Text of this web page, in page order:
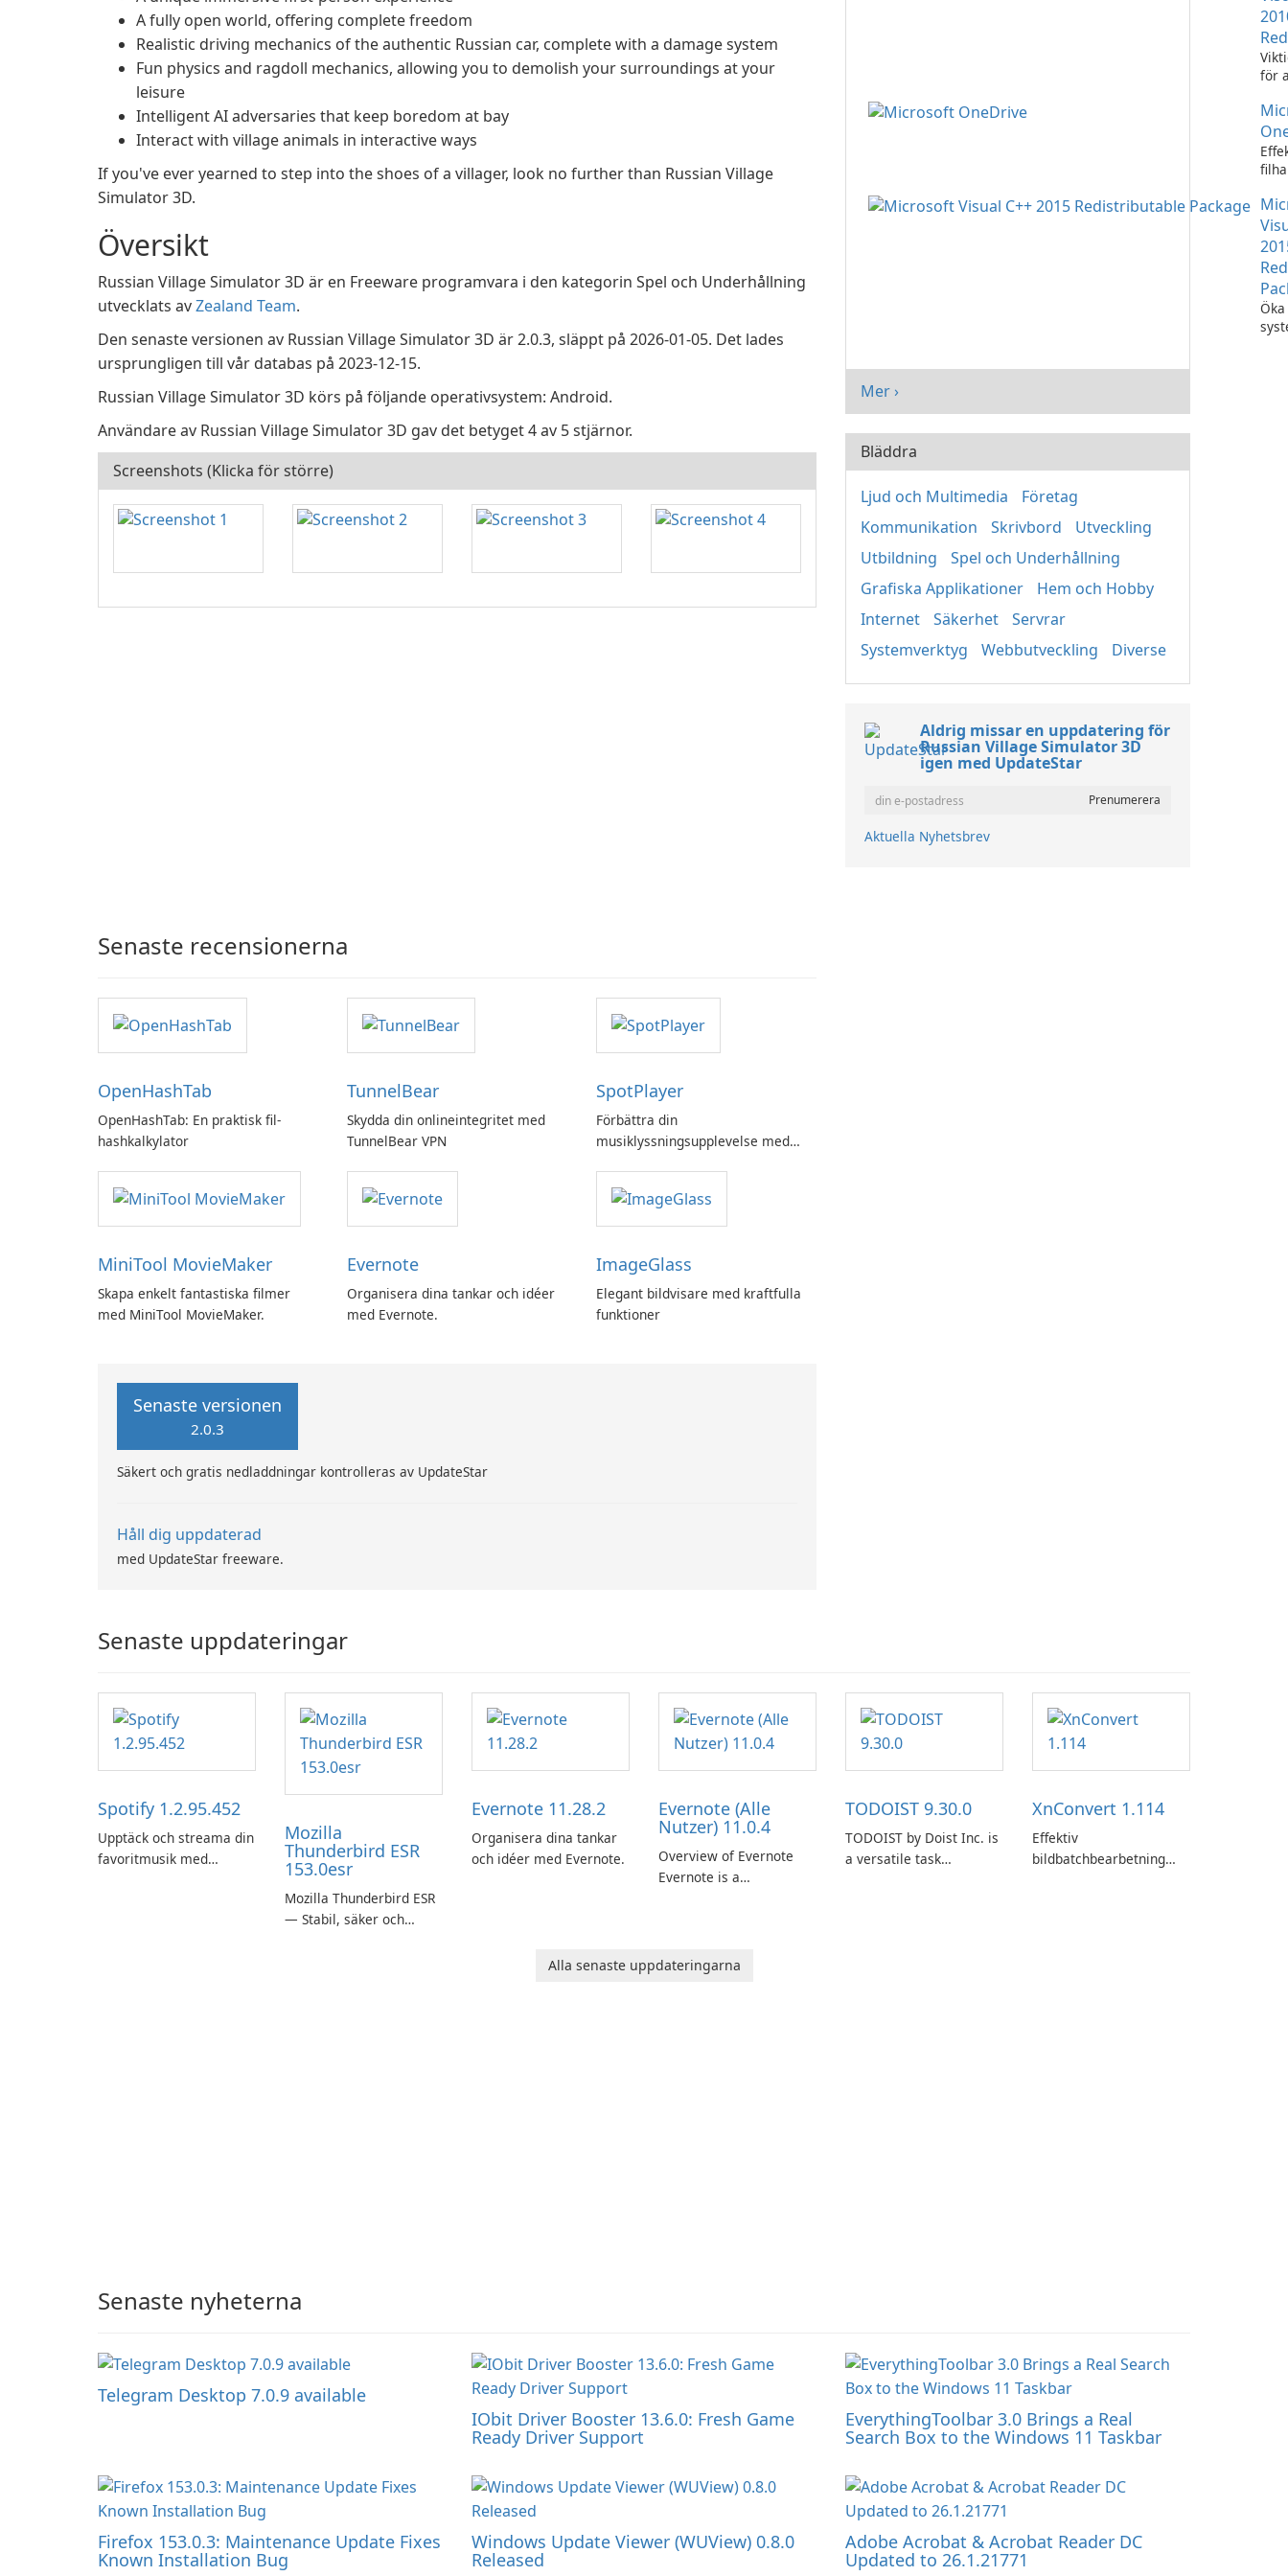
A fully open world, offering complete freedom
Realistic driving mechanics of the authentic Russian car, complete with a damage system
Fun physics and ragdoll mechanics, allowing you to demolish your surroundings at your
leisure
Intelligent AI adversaries that keep boredom at bay
Interact with village animals in interactive ways
If you've ever yearned to step into the shoes of a villager, look no further than Russian Village
Simulator 3D.
Översikt
Russian Village Simulator 3D är en Freeware programvara i den kategorin Spel och Underhållning
utvecklats avZealand Team.
Den senaste versionen av Russian Village Simulator 3D är 2.0.3, släppt på 2026-01-05. Det lades
ursprungligen till vår databas på 2023-12-15.
Russian Village Simulator 3D körs på följande operativsystem: Android.
Användare av Russian Village Simulator 3D gav det betyget 4 av 5 stjärnor.
Screenshots (Klicka för större)
Senaste recensionerna
OpenHashTab
OpenHashTab: En praktisk fil-
hashkalkylator
TunnelBear
Skydda din onlineintegritet med
TunnelBear VPN
SpotPlayer
Förbättra din
musiklyssningsupplevelse med
MiniTool MovieMaker
Skapa enkelt fantastiska filmer
med MiniTool MovieMaker.
Evernote
Organisera dina tankar och idéer
med Evernote.
ImageGlass
Elegant bildvisare med kraftfulla
funktioner
Senaste versionen
2.0.3
Säkert och gratis nedladdningar kontrolleras av UpdateStar
Håll dig uppdaterad
med UpdateStar freeware.
för
Mer ›
Bläddra
Ljud och Multimedia
Företag
Kommunikation
Skrivbord
Utveckling
Utbildning
Spel och Underhållning
Grafiska Applikationer
Hem och Hobby
Internet
Säkerhet
Servrar
Systemverktyg
Webbutveckling Diverse
Aldrig missar en uppdatering för
Russian Village Simulator 3D
igen med UpdateStar
Aktuella Nyhetsbrev
Senaste uppdateringar
Spotify 1.2.95.452
Upptäck och streama din
favoritmusik med
Mozilla
Thunderbird ESR
153.0esr
Mozilla Thunderbird ESR
— Stabil, säker och
Evernote 11.28.2
Organisera dina tankar
och idéer med Evernote.
Evernote (Alle
Nutzer) 11.0.4
Overview of Evernote
Evernote is a
help users capture,
TODOIST 9.30.0
TODOIST by Doist Inc. is
a versatile task
XnConvert 1.114
Effektiv
bildbatchbearbetning
Alla senaste uppdateringarna
Senaste nyheterna
Telegram Desktop 7.0.9 available
IObit Driver Booster 13.6.0: Fresh Game
Ready Driver Support
EverythingToolbar 3.0 Brings a Real
Search Box to the Windows 11 Taskbar
Firefox 153.0.3: Maintenance Update Fixes
Known Installation Bug
Windows Update Viewer (WUView) 0.8.0
Released
Adobe Acrobat & Acrobat Reader DC
Updated to 26.1.21771